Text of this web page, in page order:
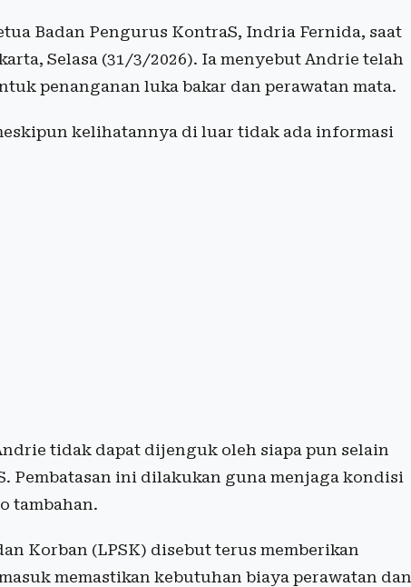
Badan Pengurus KontraS, Indria Fernida, saat
Selasa (31/3/2026). Ia menyebut Andrie telah
penanganan luka bakar dan perawatan mata.
kelihatannya di luar tidak ada informasi
tidak dapat dijenguk oleh siapa pun selain
Pembatasan ini dilakukan guna menjaga kondisi
tambahan.
Korban (LPSK) disebut terus memberikan
memastikan kebutuhan biaya perawatan dan